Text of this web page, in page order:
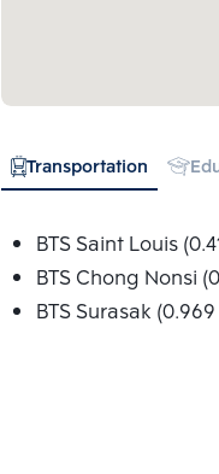
Transportation
BTS Saint Louis
BTS Chong Nonsi
BTS Surasak